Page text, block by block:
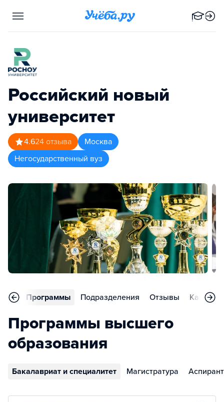
Российский новый
университет
4.624 отзыва
Москва
Негосударственный вуз
Программы Подразделения Отзывы Карьера
Программы высшего
образования
Бакалавриат и специалитет Магистратура